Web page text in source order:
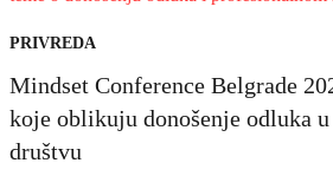
PRIVREDA
Mindset Conference Belgrade
koje oblikuju donošenje odluka u
društvu